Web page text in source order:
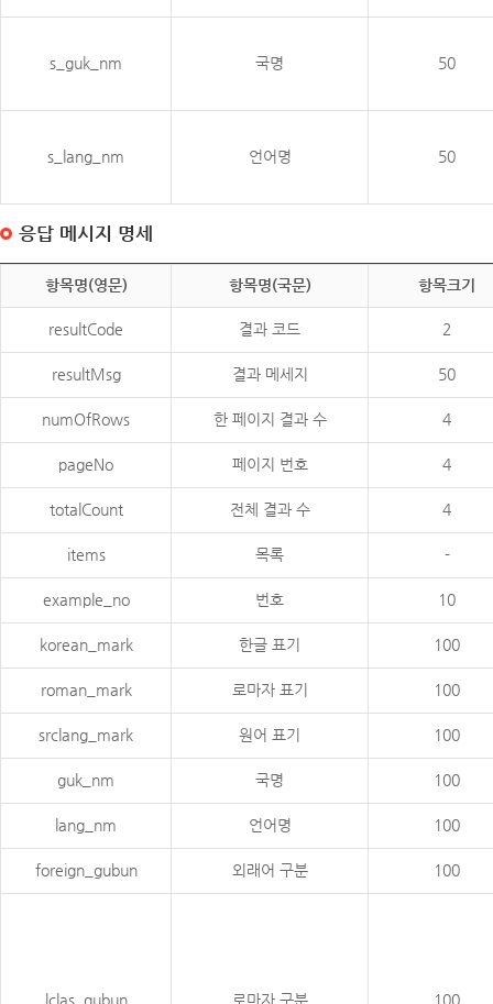
s_guk_nm 국명 50
s_lang_nm 언어명 50
응답 메시지 명세
항목명(영문) 항목명(국문) 항목크기
resultCode 결과 코드 2
resultMsg 결과 메세지 50
numOfRows 한 페이지 결과 수 4
pageNo 페이지 번호 4
totalCount 전체 결과 수 4
items 목록 -
example_no 번호 10
korean_mark 한글 표기 100
roman_mark 로마자 표기 100
srclang_mark 원어 표기 100
guk_nm 국명 100
lang_nm 언어명 100
foreign_gubun 외래어 구분 100
lclas_gubun 로마자 구분 100